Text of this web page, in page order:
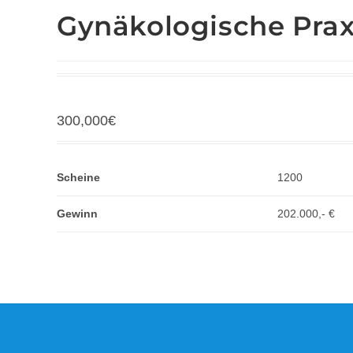
Gynäkologische
300,000€
Scheine 1200
Gewinn 202.000,- €